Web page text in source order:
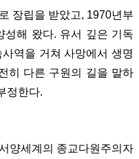
장립을 받았고, 1970년부
성해 왔다. 유서 깊은 기독
역을 거쳐 사망에서 생명
히 다른 구원의 길을 말하
정한다.
양세계의 종교다원주의자